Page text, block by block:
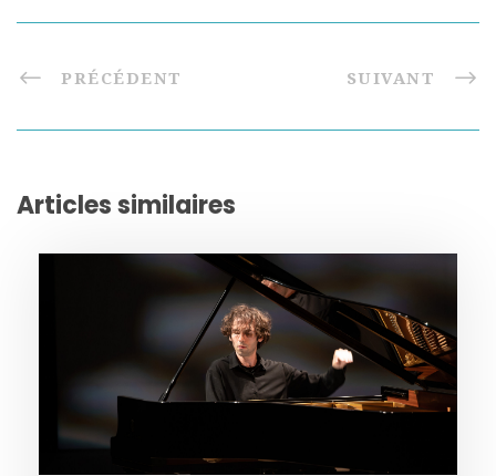
PRÉCÉDENT SUIVANT
Articles similaires